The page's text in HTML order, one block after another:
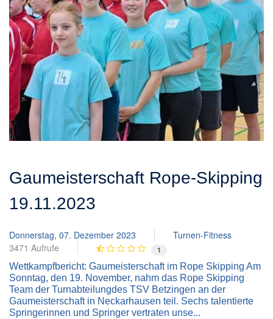
Gaumeisterschaft Rope-Skipping
19.11.2023
Donnerstag, 07. Dezember 2023
Turnen-Fitness
3471 Aufrufe
1
Wettkampfbericht: Gaumeisterschaft im Rope Skipping Am
Sonntag, den 19. November, nahm das Rope Skipping
Team der Turnabteilungdes TSV Betzingen an der
Gaumeisterschaft in Neckarhausen teil. Sechs talentierte
Springerinnen und Springer vertraten unse...